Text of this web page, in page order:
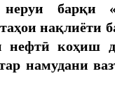
барқи
нақлиёти
нефтӣ коҳиш
намудани